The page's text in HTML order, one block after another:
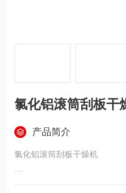
氯化铝滚筒刮板干
产品简介
氯化铝滚筒刮板干燥机
滚筒刮板干燥机，包括用于